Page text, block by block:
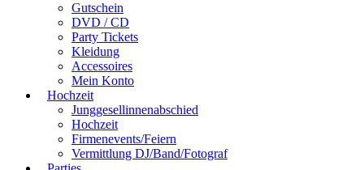
Gutschein
DVD / CD
Party Tickets
Kleidung
Accessoires
Mein Konto
Hochzeit
Junggesellinnenabschied
Hochzeit
Firmenevents/Feiern
Vermittlung DJ/Band/Fotograf